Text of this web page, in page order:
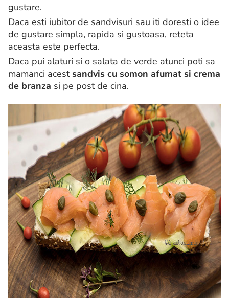
gustare.
Daca esti iubitor de sandvisuri sau iti doresti o idee
de gustare simpla, rapida si gustoasa, reteta
aceasta este perfecta.
Daca pui alaturi si o salata de verde atunci poti sa
mamanci acest sandvis cu somon afumat si crema
de branza si pe post de cina.